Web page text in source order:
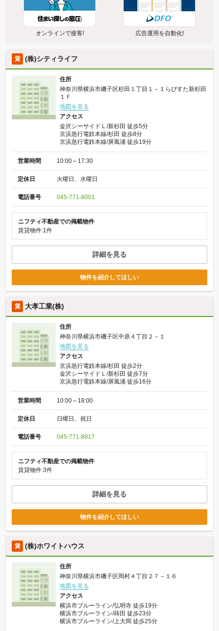
オンラインで接客! 広告運用を自動化!
賃 (株)シティライフ
住所
神奈川県横浜市磯子区杉田１丁目１－１らびすた新杉田
１Ｆ
地図を見る
アクセス
金沢シーサイドＬ/新杉田 徒歩5分
京浜急行電鉄本線/杉田 徒歩8分
京浜急行電鉄本線/屏風浦 徒歩19分
営業時間 10:00～17:30
定休日 火曜日、水曜日
電話番号 045-771-8001
ニフティ不動産での掲載物件
賃貸物件:1件
詳細を見る
物件を紹介してほしい
賃 大孝工業(株)
住所
神奈川県横浜市磯子区中原４丁目２－１
地図を見る
アクセス
京浜急行電鉄本線/杉田 徒歩2分
金沢シーサイドＬ/新杉田 徒歩7分
京浜急行電鉄本線/屏風浦 徒歩16分
営業時間 10:00～18:00
定休日 日曜日、祝日
電話番号 045-771-8817
ニフティ不動産での掲載物件
賃貸物件:3件
詳細を見る
物件を紹介してほしい
賃 (株)ホワイトハウス
住所
神奈川県横浜市磯子区岡村４丁目２７－１６
地図を見る
アクセス
横浜市ブルーライン/弘明寺 徒歩19分
横浜市ブルーライン/蒔田 徒歩23分
横浜市ブルーライン/上大岡 徒歩25分